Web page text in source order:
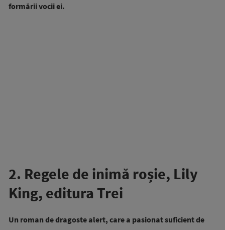
formării vocii ei.
2. Regele de inimă roșie, Lily
King, editura Trei
Un roman de dragoste alert, care a pasionat suficient de